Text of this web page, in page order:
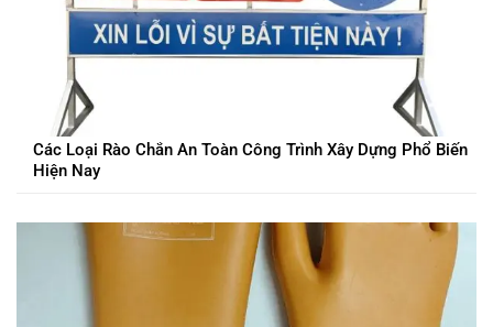
Các Loại Rào Chắn An Toàn Công Trình Xây Dựng Phổ Biến
Hiện Nay